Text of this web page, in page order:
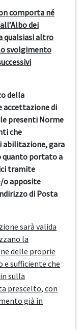
comporta né
dei
qualsiasi altro
svolgimento
della
di
presenti Norme
che
abilitazione, gara
quanto portato a
tramite
o apposite
di Posta
sarà valida
la
delle proprie
e sufficiente che
sulla
prescelto, con
già in